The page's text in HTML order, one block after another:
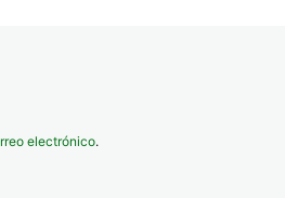
electrónico.